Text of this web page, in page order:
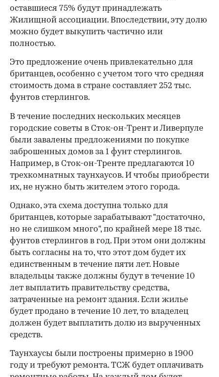
оставшиеся 75% будут принадлежать
Жилищной ассоциации. Впоследствии, эту долю
можно будет выкупить частично или
полностью.
Это предложение очень привлекательно для
британцев, особенно с учетом того что средняя
стоимость дома в стране составляет 252 тыс.
фунтов стерлингов.
00:00
В течение последних нескольких месяцев
городские советы в Сток-он-Трент и Ливерпуле
были завалены предложениями по покупке
заброшенных домов за 1 фунт стерлингов.
Например, в Сток-он-Тренте предлагаются 10
трехкомнатных таунхаусов. И чтобы приобрести
их, не нужно быть жителем этого города.
Однако, эта схема доступна только для
британцев, которые зарабатывают "достаточно,
но не слишком много", по крайней мере 18 тыс.
фунтов стерлингов в год. При этом они должны
быть согласны на то, что этот дом будет их
единственным в течение пяти лет. Новые
владельцы также должны будут в течение 10
лет выплатить правительству средства,
затраченные на ремонт здания. Если жилье
будет продано в течение 10 лет, то владелец
должен будет выплатить долю из вырученных
средств.
Таунхаусы были построены примерно в 1900
году и требуют ремонта. ТСЖ будет оплачивать